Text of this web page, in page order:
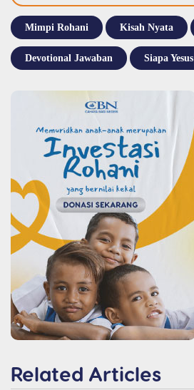
Mimpi Rohani Kisah Nyata
Devotional Jawaban Siapa Yesus
Related Articles